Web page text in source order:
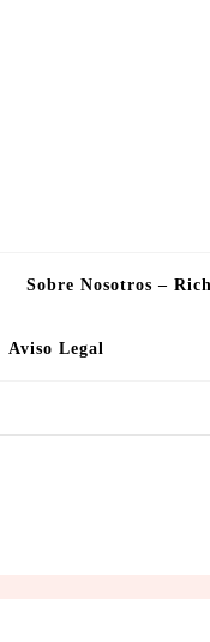
Sobre Nosotros –
Aviso Legal